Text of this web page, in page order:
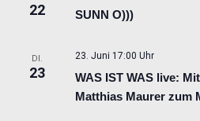
22 SUNN O)))
DI.
23
WAS IST WAS live:
Matthias Maurer zum
23. Juni 17:00 Uhr